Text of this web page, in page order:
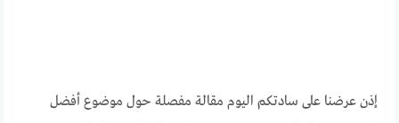
إذن عرضنا على سادتكم اليوم مقالة مفصلة حول موضوع أفضل